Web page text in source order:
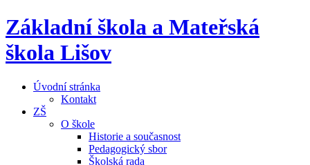
Základní škola a Mateřská
škola Lišov
Úvodní stránka
Kontakt
ZŠ
O škole
Historie a současnost
Pedagogický sbor
Školská rada